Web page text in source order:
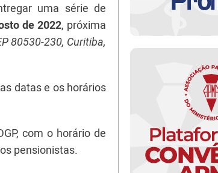
uma série de
de 2022, próxima
80530-230, Curitiba,
datas e os horários
com o horário de
pensionistas.